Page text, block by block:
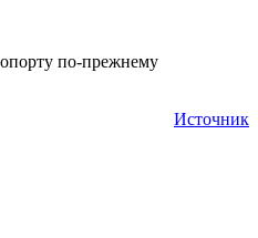
по-прежнему
Источник